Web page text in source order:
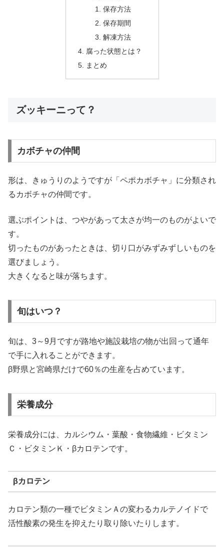
保存方法
保存期間
解凍方法
腐った状態とは？
まとめ
ズッキーニって？
カボチャの仲間
形は、きゅうりのようですが「ペポカボチャ」に分類され
るカボチャの仲間です。
選ぶポイントは、つやがあって太さが均一のものがよいで
す。
切ったものがあったときは、切り口がみずみずしいものを
選びましょう。
大きくなると味が落ちます。
旬はいつ？
旬は、3～9月ですが路地や施設栽培の物が出回って通年
で手に入れることができます。
β野県と宮崎県だけで60％の生産を占めています。
栄養成分
栄養成分には、カルシウム・葉酸・食物繊維・ビタミン
Ｃ・ビタミンＫ・βカロテンです。
βカロテン
カロテン類の一種でビタミンＡの変わるカルテノイドで
活性酸素の発生を抑えたり取り除いたりします。